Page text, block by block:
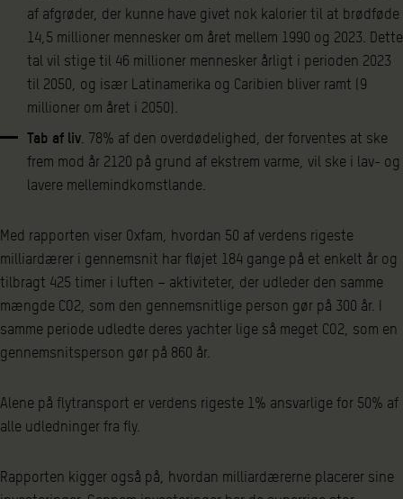
af afgrøder, der kunne have givet nok kalorier til at brødføde
14,5 millioner mennesker om året mellem 1990 og 2023. Dette
tal vil stige til 46 millioner mennesker årligt i perioden 2023
til 2050, og især Latinamerika og Caribien bliver ramt (9
millioner om året i 2050).
Tab af liv . 78% af den overdødelighed, der forventes at ske
frem mod år 2120 på grund af ekstrem varme, vil ske i lav- og
lavere mellemindkomstlande.
Med rapporten viser Oxfam, hvordan 50 af verdens rigeste
milliardærer i gennemsnit har fløjet 184 gange på et enkelt år og
tilbragt 425 timer i luften – aktiviteter, der udleder den samme
mængde CO2, som den gennemsnitlige person gør på 300 år. I
samme periode udledte deres yachter lige så meget CO2, som en
gennemsnitsperson gør på 860 år.
Alene på flytransport er verdens rigeste 1% ansvarlige for 50% af
alle udledninger fra fly.
Rapporten kigger også på, hvordan milliardærerne placerer sine